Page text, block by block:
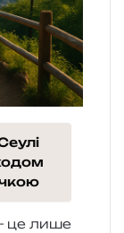
це лише